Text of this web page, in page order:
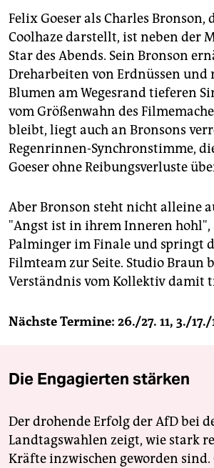
Felix Goeser als Charles Bronson,
Coolhaze darstellt, ist neben der
Star des Abends. Sein Bronson
Dreharbeiten von Erdnüssen und
Blumen am Wegesrand tieferen
vom Größenwahn des
bleibt, liegt auch an Bronsons
Regenrinnen-Synchronstimme,
Goeser ohne Reibungsverluste
Aber Bronson steht nicht alleine
"Angst ist in ihrem Inneren hohl",
Palminger im Finale und springt
Filmteam zur Seite. Studio Braun
Verständnis vom Kollektiv damit
Nächste Termine: 26./27. 11, 3./17./
Die Engagierten stärken
Der drohende Erfolg der AfD bei
Landtagswahlen zeigt, wie stark
Kräfte inzwischen geworden sind.